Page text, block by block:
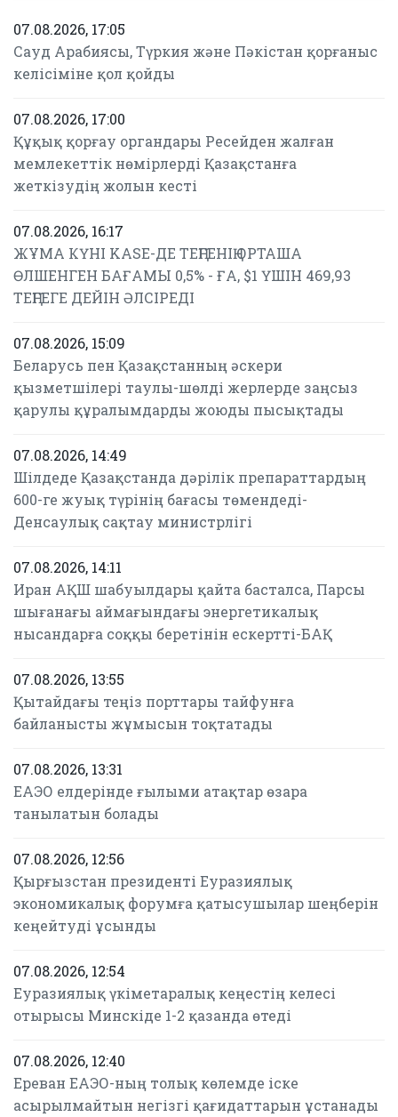
07.08.2026, 17:05
Сауд Арабиясы, Түркия және Пәкістан қорғаныс
келісіміне қол қойды
07.08.2026, 17:00
Құқық қорғау органдары Ресейден жалған
мемлекеттік нөмірлерді Қазақстанға
жеткізудің жолын кесті
07.08.2026, 16:17
ЖҰМА КҮНІ KASE-ДЕ ТЕҢГЕНІҢ ОРТАША
ӨЛШЕНГЕН БАҒАМЫ 0,5% - ҒА, $1 ҮШІН 469,93
ТЕҢГЕГЕ ДЕЙІН ӘЛСІРЕДІ
07.08.2026, 15:09
Беларусь пен Қазақстанның әскери
қызметшілері таулы-шөлді жерлерде заңсыз
қарулы құралымдарды жоюды пысықтады
07.08.2026, 14:49
Шілдеде Қазақстанда дәрілік препараттардың
600-ге жуық түрінің бағасы төмендеді-
Денсаулық сақтау министрлігі
07.08.2026, 14:11
Иран АҚШ шабуылдары қайта басталса, Парсы
шығанағы аймағындағы энергетикалық
нысандарға соққы беретінін ескертті-БАҚ
07.08.2026, 13:55
Қытайдағы теңіз порттары тайфунға
байланысты жұмысын тоқтатады
07.08.2026, 13:31
ЕАЭО елдерінде ғылыми атақтар өзара
танылатын болады
07.08.2026, 12:56
Қырғызстан президенті Еуразиялық
экономикалық форумға қатысушылар шеңберін
кеңейтуді ұсынды
07.08.2026, 12:54
Еуразиялық үкіметаралық кеңестің келесі
отырысы Минскіде 1-2 қазанда өтеді
07.08.2026, 12:40
Ереван ЕАЭО-ның толық көлемде іске
асырылмайтын негізгі қағидаттарын ұстанады